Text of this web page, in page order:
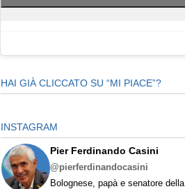
HAI GIÀ CLICCATO SU “MI PIACE”?
INSTAGRAM
Pier Ferdinando Casini
@pierferdinandocasini
Bolognese, papà e senatore della